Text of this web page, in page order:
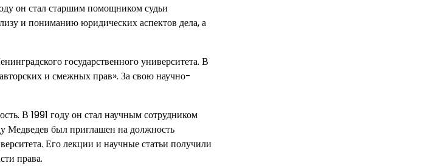
он стал старшим помощником судьи
и пониманию юридических аспектов дела, а
государственного университета. В
и смежных прав». За свою научно-
В 1991 году он стал научным сотрудником
Медведев был приглашен на должность
Его лекции и научные статьи получили
права.